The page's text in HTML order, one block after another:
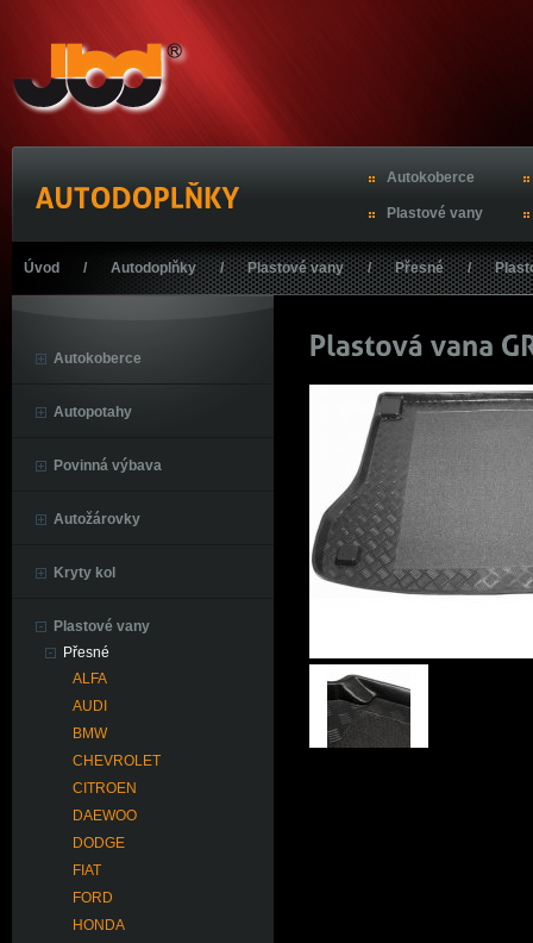
Autokoberce
Plastové vany
Úvod / Autodoplňky / Plastové vany / Přesné /
Autokoberce
Autopotahy
Povinná výbava
Autožárovky
Kryty kol
Plastové vany
Přesné
ALFA
AUDI
BMW
CHEVROLET
CITROEN
DAEWOO
DODGE
FIAT
FORD
HONDA